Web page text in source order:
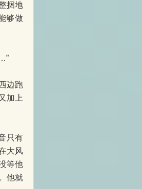
捆地
够做
边跑
加上
只有
大风
等他
他就